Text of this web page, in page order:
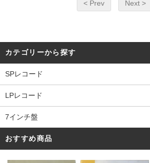
< Prev Next >
カテゴリーから探す
SPレコード
LPレコード
7インチ盤
おすすめ商品